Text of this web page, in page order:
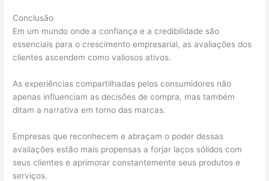
Conclusão
Em um mundo onde a confiança e a credibilidade são
essenciais para o crescimento empresarial, as avaliações dos
clientes ascendem como valiosos ativos.
As experiências compartilhadas pelos consumidores não
apenas influenciam as decisões de compra, mas também
ditam a narrativa em torno das marcas.
Empresas que reconhecem e abraçam o poder dessas
avaliações estão mais propensas a forjar laços sólidos com
seus clientes e aprimorar constantemente seus produtos e
serviços.